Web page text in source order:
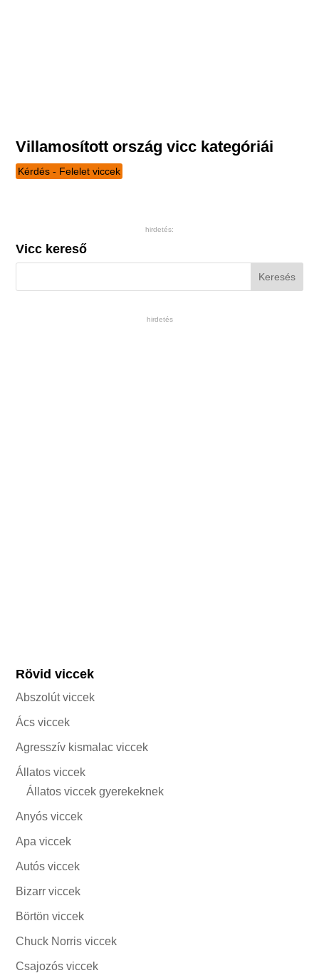
Villamosított ország vicc kategóriái
Kérdés - Felelet viccek
hirdetés:
Vicc kereső
hirdetés
Rövid viccek
Abszolút viccek
Ács viccek
Agresszív kismalac viccek
Állatos viccek
Állatos viccek gyerekeknek
Anyós viccek
Apa viccek
Autós viccek
Bizarr viccek
Börtön viccek
Chuck Norris viccek
Csajozós viccek